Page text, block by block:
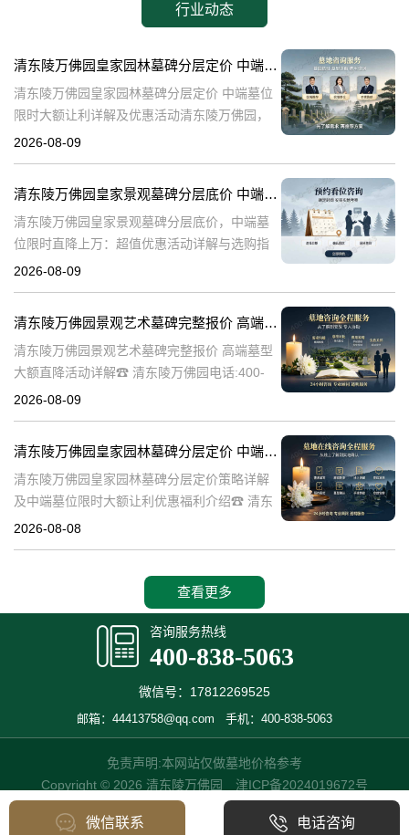
行业动态
清东陵万佛园皇家园林墓碑分层定价 中端墓位限时大额让利详解及优惠活动
清东陵万佛园皇家园林墓碑分层定价 中端墓位
限时大额让利详解及优惠活动清东陵万佛园，
作为中国历史上著名的皇家陵园之一，承载着
2026-08-09
清东陵万佛园皇家景观墓碑分层底价 中端墓位限时直降上万：超值优惠活动详解与选购指南
清东陵万佛园皇家景观墓碑分层底价，中端墓
位限时直降上万：超值优惠活动详解与选购指
南☎ 清东陵万佛园电话:400-838-5063清东陵
2026-08-09
清东陵万佛园景观艺术墓碑完整报价 高端墓型大额直降活动详解
清东陵万佛园景观艺术墓碑完整报价 高端墓型
大额直降活动详解☎ 清东陵万佛园电话:400-
838-5063清东陵万佛园，作为中国著名的皇家
2026-08-09
清东陵万佛园皇家园林墓碑分层定价 中端墓位限时大额让利详解及优惠福利
清东陵万佛园皇家园林墓碑分层定价策略详解
及中端墓位限时大额让利优惠福利介绍☎ 清东
陵万佛园电话:400-838-5063清东陵万佛园，作
2026-08-08
查看更多
咨询服务热线
400-838-5063
微信号：17812269525
邮箱：44413758@qq.com 手机：400-838-5063
免责声明:本网站仅做墓地价格参考
Copyright © 2026 清东陵万佛园 津ICP备2024019672号
微信联系 电话咨询